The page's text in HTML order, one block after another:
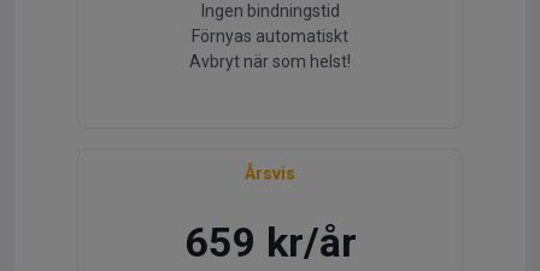
Ingen bindningstid
Förnyas automatiskt
Avbryt när som helst!
Årsvis
659 kr/år